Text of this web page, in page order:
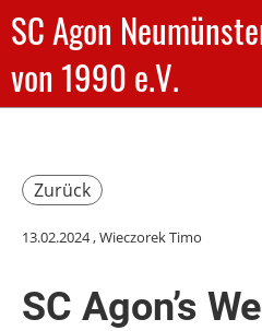
SC Agon
von 1990 e.V.
Zurück
13.02.2024, Wieczorek Timo
SC Agon’s